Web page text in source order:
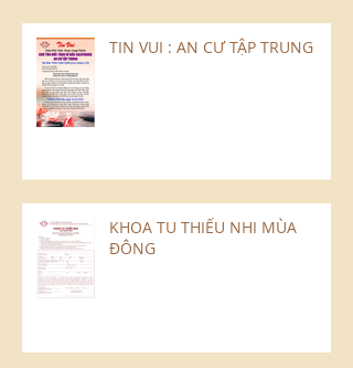
TIN VUI : AN CƯ TẬP TRUNG
KHOA TU THIẾU NHI MÙA
ĐÔNG